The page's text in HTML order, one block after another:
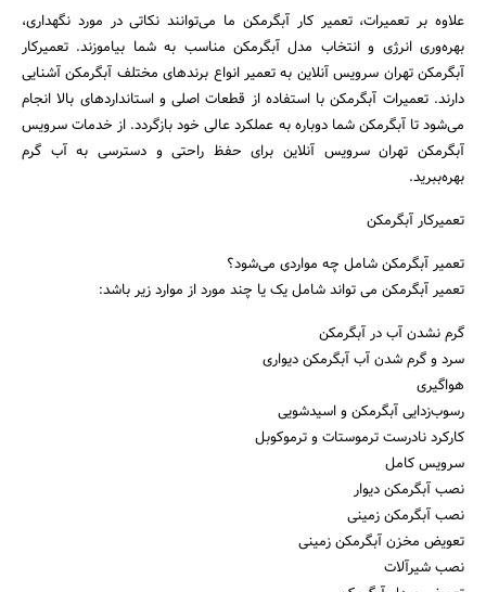
علاوه بر تعمیرات، تعمیر کار آبگرمکن ما می‌توانند نکاتی در مورد نگهداری،
بهره‌وری انرژی و انتخاب مدل آبگرمکن مناسب به شما بیاموزند. تعمیرکار
آبگرمکن تهران سرویس آنلاین به تعمیر انواع برندهای مختلف آبگرمکن آشنایی
دارند. تعمیرات آبگرمکن با استفاده از قطعات اصلی و استانداردهای بالا انجام
می‌شود تا آبگرمکن شما دوباره به عملکرد عالی خود بازگردد. از خدمات سرویس
آبگرمکن تهران سرویس آنلاین برای حفظ راحتی و دسترسی به آب گرم
بهره‌ببرید.
تعمیرکار آبگرمکن
تعمیر آبگرمکن شامل چه مواردی می‌شود؟
تعمیر آبگرمکن می تواند شامل یک یا چند مورد از موارد زیر باشد:
گرم نشدن آب در آبگرمکن
سرد و گرم شدن آب آبگرمکن دیواری
هواگیری
رسوب‌زدایی آبگرمکن و اسیدشویی
کارکرد نادرست ترموستات و ترموکوبل
سرویس کامل
نصب آبگرمکن دیوار
نصب آبگرمکن زمینی
تعویض مخزن آبگرمکن زمینی
نصب شیرآلات